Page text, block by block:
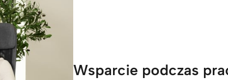
Wsparcie podczas